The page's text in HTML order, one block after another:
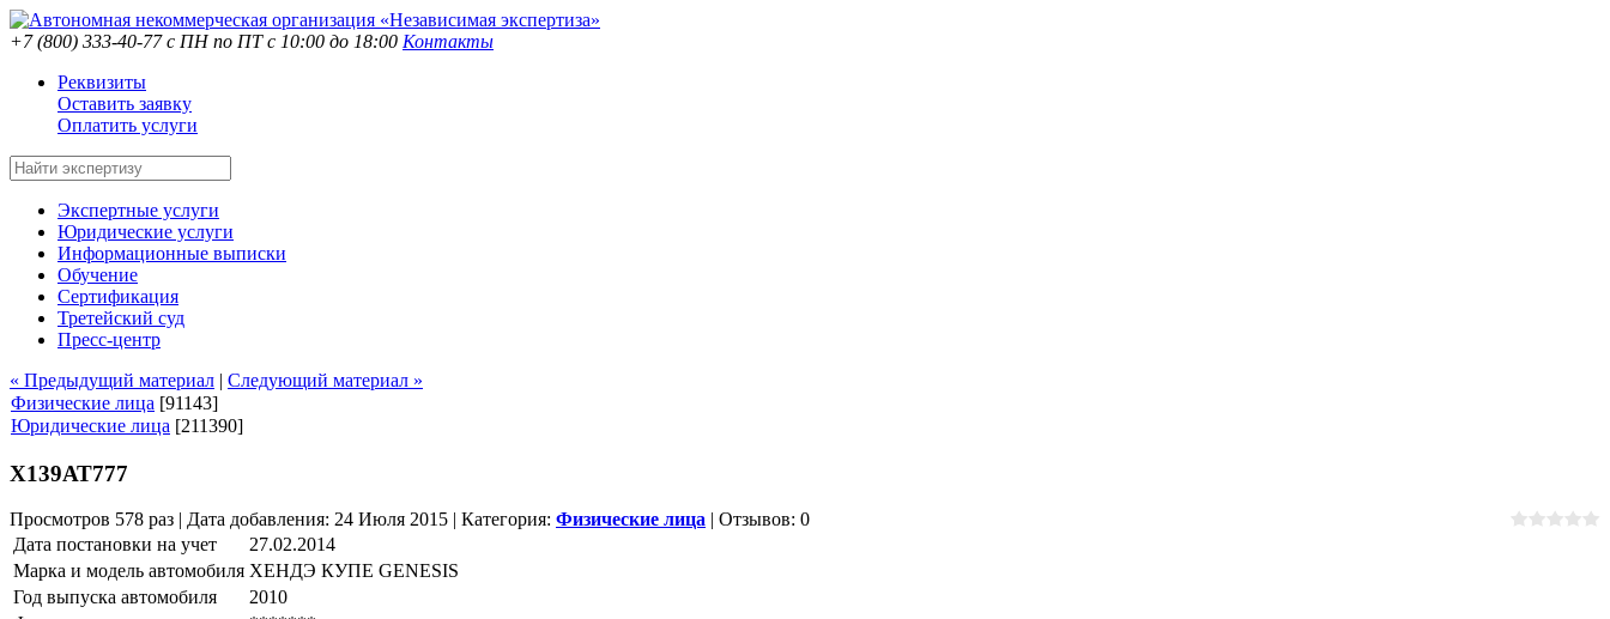
+7 (800) 333-40-77с ПН по ПТ с 10:00 до 18:00 Контакты
Реквизиты
Оставить заявку
Оплатить услуги
Экспертные услуги
Юридические услуги
Информационные выписки
Обучение
Сертификация
Третейский суд
Пресс-центр
« Предыдущий материал | Следующий материал »
Физические лица [91143]
Юридические лица [211390]
Х139АТ777
Просмотров 578 раз | Дата добавления: 24 Июля 2015 | Категория: Физические лица | Отзывов: 0
Дата постановки на учет
27.02.2014
Марка и модель автомобиля ХЕНДЭ КУПЕ GЕNЕSIS
Год выпуска автомобиля
2010